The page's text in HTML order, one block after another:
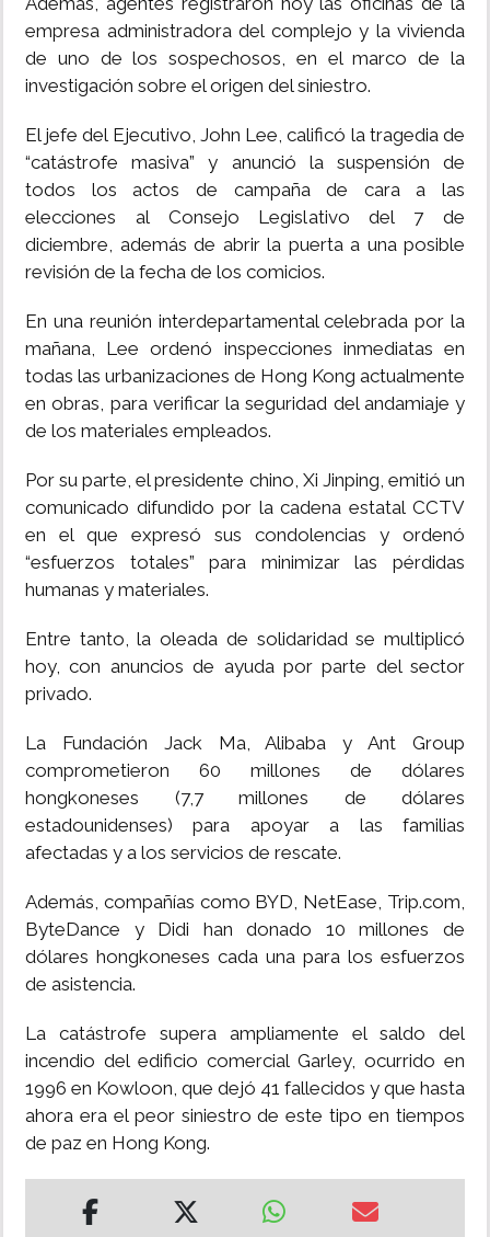
empresa administradora del complejo y la vivienda
de uno de los sospechosos, en el marco de la
investigación sobre el origen del siniestro.
El jefe del Ejecutivo, John Lee, calificó la tragedia de
“catástrofe masiva” y anunció la suspensión de
todos los actos de campaña de cara a las
elecciones al Consejo Legislativo del 7 de
diciembre, además de abrir la puerta a una posible
revisión de la fecha de los comicios.
En una reunión interdepartamental celebrada por la
mañana, Lee ordenó inspecciones inmediatas en
todas las urbanizaciones de Hong Kong actualmente
en obras, para verificar la seguridad del andamiaje y
de los materiales empleados.
Por su parte, el presidente chino, Xi Jinping, emitió un
comunicado difundido por la cadena estatal CCTV
en el que expresó sus condolencias y ordenó
“esfuerzos totales” para minimizar las pérdidas
humanas y materiales.
Entre tanto, la oleada de solidaridad se multiplicó
hoy, con anuncios de ayuda por parte del sector
privado.
La Fundación Jack Ma, Alibaba y Ant Group
comprometieron 60 millones de dólares
hongkoneses (7,7 millones de dólares
estadounidenses) para apoyar a las familias
afectadas y a los servicios de rescate.
Además, compañías como BYD, NetEase, Trip.com,
ByteDance y Didi han donado 10 millones de
dólares hongkoneses cada una para los esfuerzos
de asistencia.
La catástrofe supera ampliamente el saldo del
incendio del edificio comercial Garley, ocurrido en
1996 en Kowloon, que dejó 41 fallecidos y que hasta
ahora era el peor siniestro de este tipo en tiempos
de paz en Hong Kong.